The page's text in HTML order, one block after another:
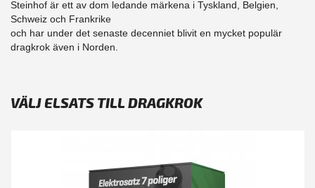
Steinhof är ett av dom ledande märkena i Tyskland, Belgien,
Schweiz och Frankrike
och har under det senaste decenniet blivit en mycket populär
dragkrok även i Norden.
VÄLJ ELSATS TILL DRAGKROK